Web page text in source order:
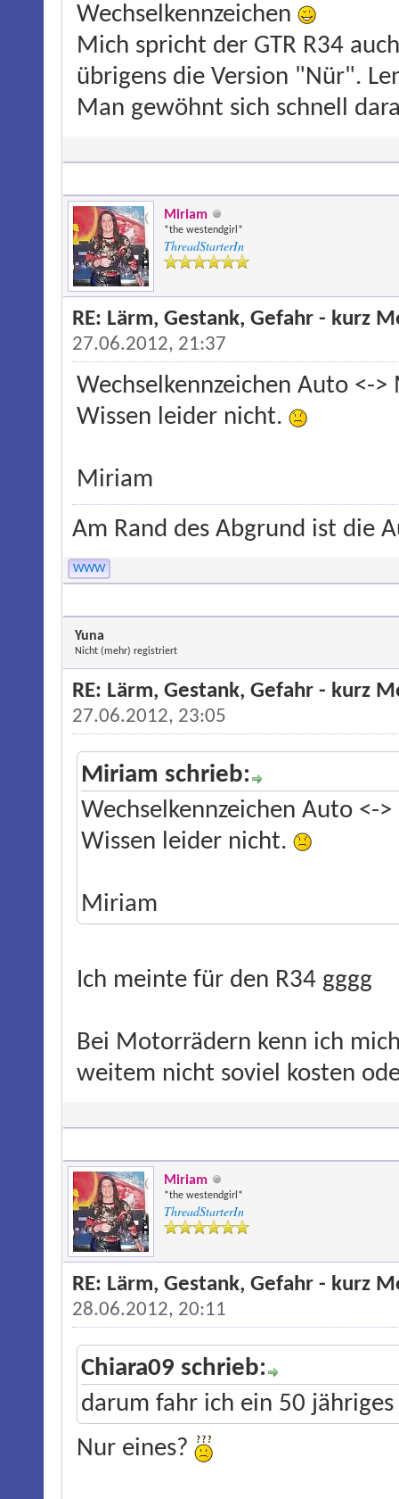
Wechselkennzeichen
Mich spricht der GTR R34
übrigens die Version "Nür".
Man gewöhnt sich schnell
Miriam
*the westendgirl*
ThreadStarterIn
RE: Lärm, Gestank, Gefahr - kurz
27.06.2012, 21:37
Wechselkennzeichen Auto <-
Wissen leider nicht.
Miriam
Am Rand des Abgrund ist die
WWW
Yuna
Nicht (mehr) registriert
RE: Lärm, Gestank, Gefahr - kurz
27.06.2012, 23:05
Miriam schrieb:
Wechselkennzeichen Auto <-
Wissen leider nicht.
Miriam
Ich meinte für den R34 gggg
Bei Motorrädern kenn ich
weitem nicht soviel kosten
Miriam
*the westendgirl*
ThreadStarterIn
RE: Lärm, Gestank, Gefahr - kurz
28.06.2012, 20:11
Chiara09 schrieb:
darum fahr ich ein 50
Nur eines?